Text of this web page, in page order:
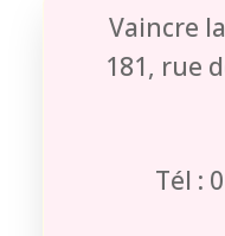
Vaincre
181, rue
Tél :